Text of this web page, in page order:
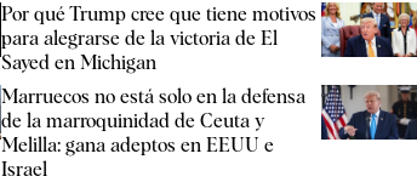
Por qué Trump cree que tiene motivos
para alegrarse de la victoria de El
Sayed en Michigan
Marruecos no está solo en la defensa
de la marroquinidad de Ceuta y
Melilla: gana adeptos en EEUU e
Israel